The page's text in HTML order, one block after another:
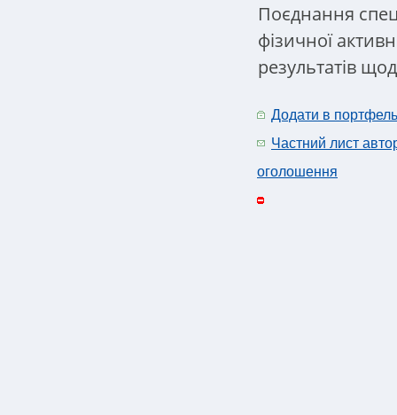
Поєднання
фізичної
результатів
Додати в портфель
Частний лист
оголошення